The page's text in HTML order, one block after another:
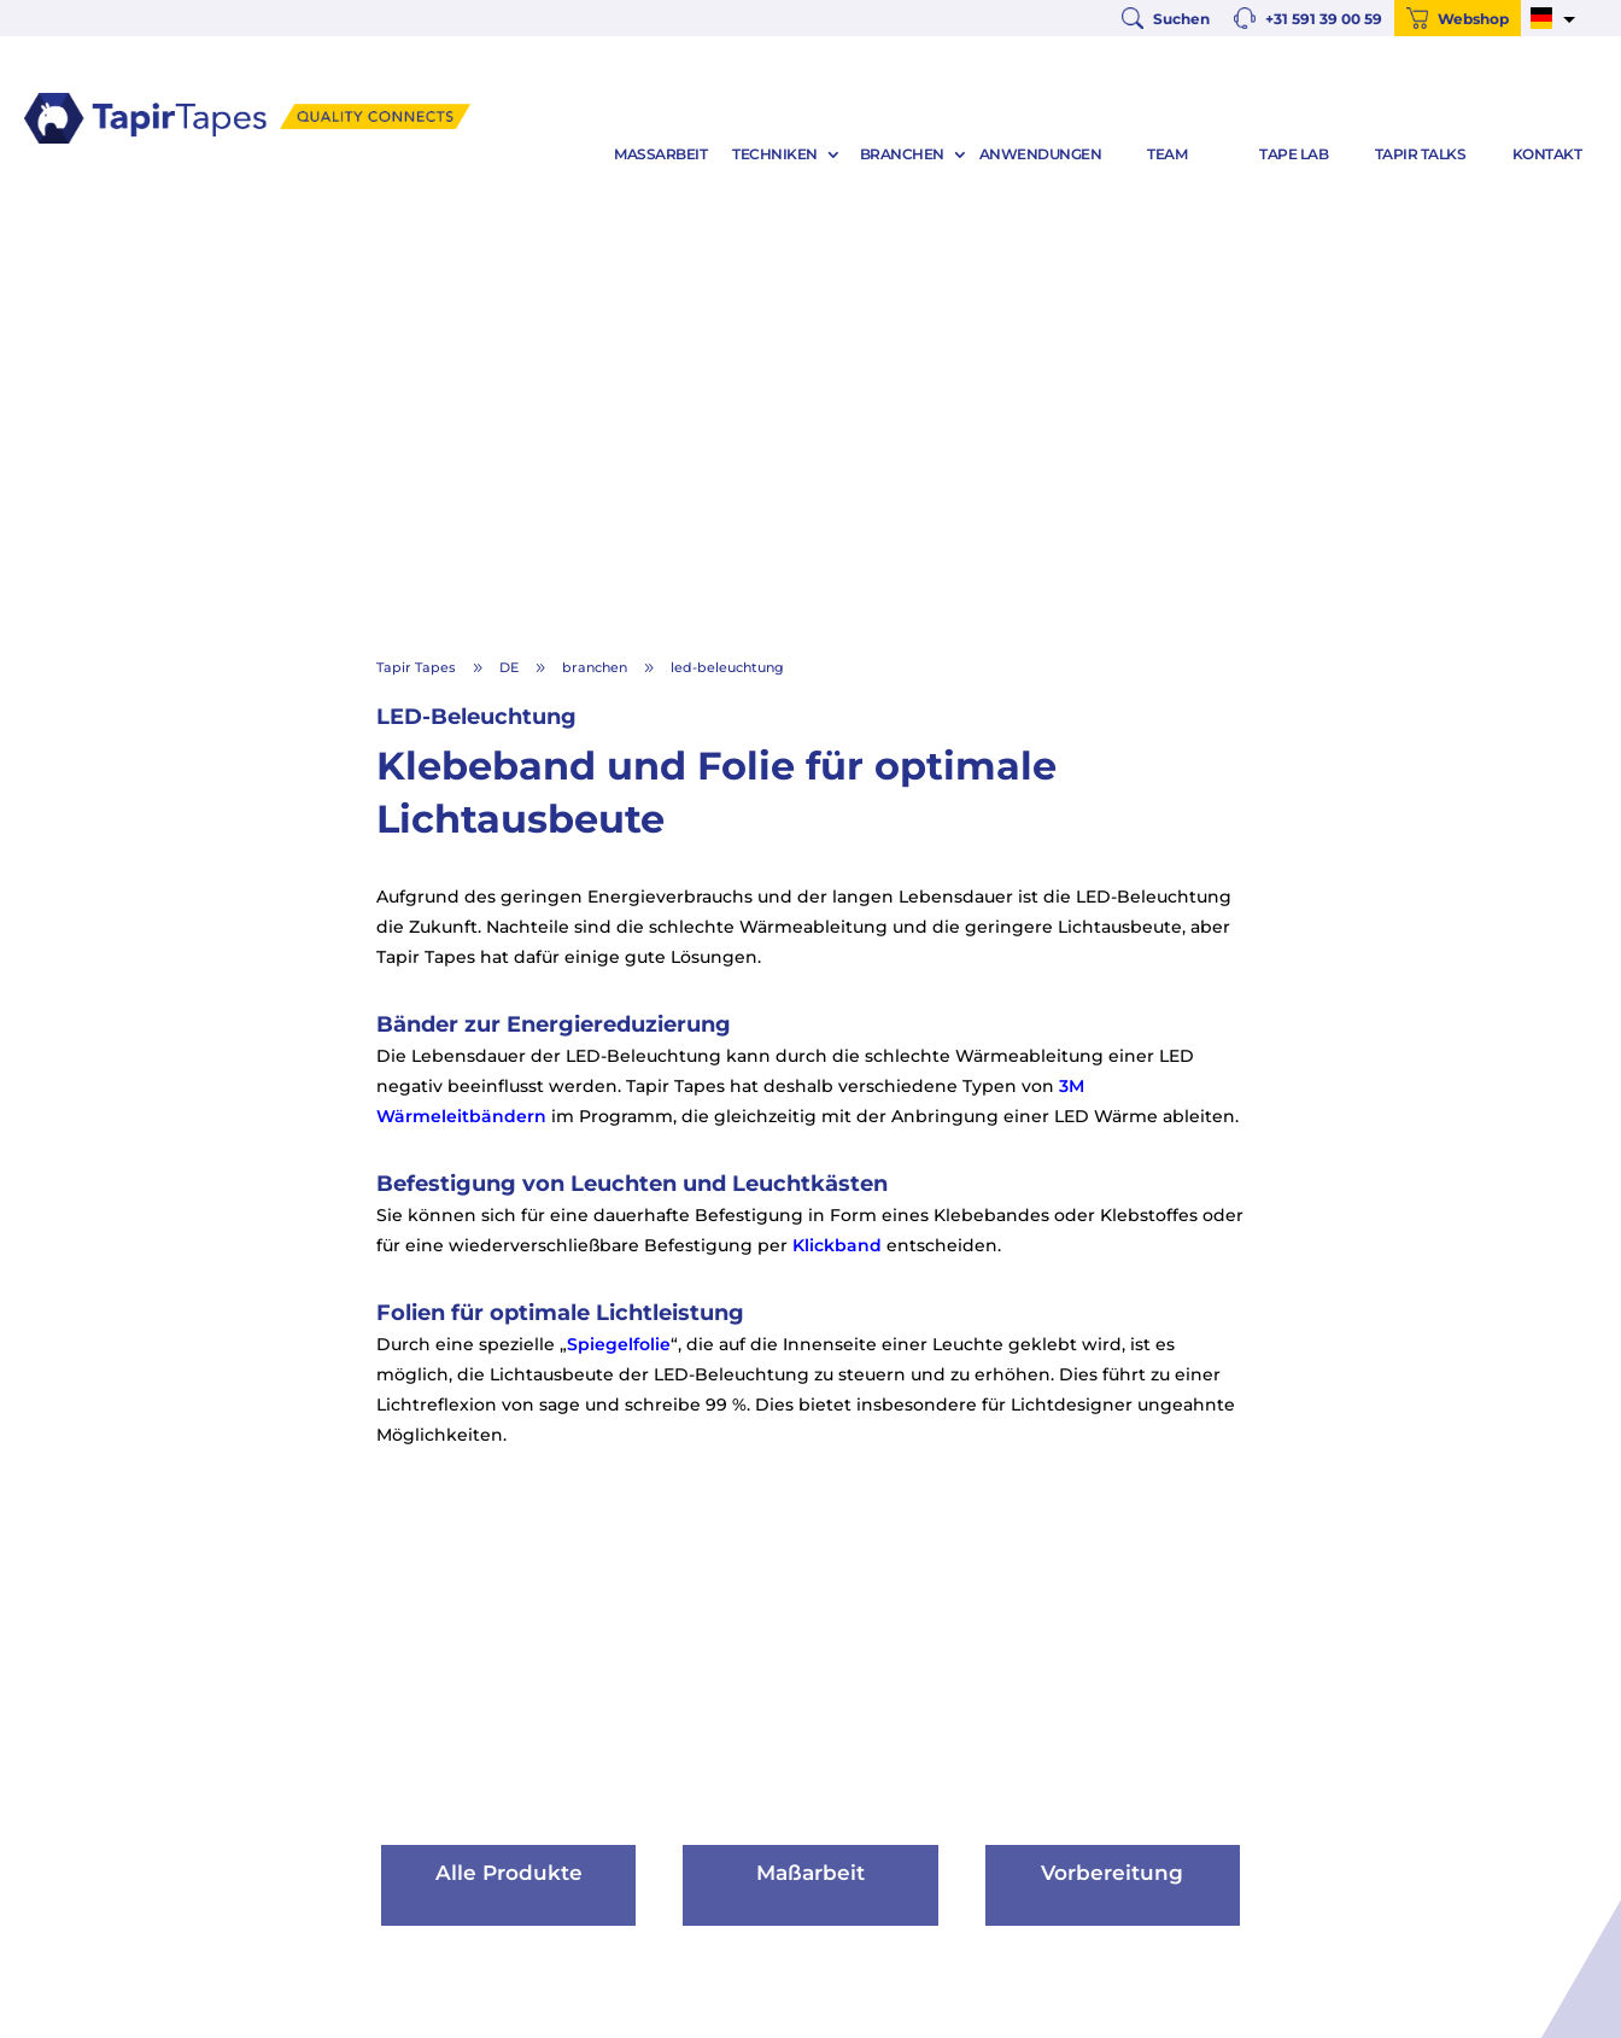
Webshop
+31 591 39 00 59
Suchen
MASSARBEIT TECHNIKEN BRANCHEN ANWENDUNGEN TEAM TAPE LAB TAPIR TALKS KONTAKT
Tapir Tapes 9 DE 9 branchen 9 led-beleuchtung
LED-Beleuchtung
Klebeband und Folie für optimale
Lichtausbeute
Aufgrund des geringen Energieverbrauchs und der langen Lebensdauer ist die LED-Beleuchtung
die Zukunft. Nachteile sind die schlechte Wärmeableitung und die geringere Lichtausbeute, aber
Tapir Tapes hat dafür einige gute Lösungen.
Bänder zur Energiereduzierung
Die Lebensdauer der LED-Beleuchtung kann durch die schlechte Wärmeableitung einer LED
negativ beeinflusst werden. Tapir Tapes hat deshalb verschiedene Typen von 3M
Wärmeleitbändern im Programm, die gleichzeitig mit der Anbringung einer LED Wärme ableiten.
Befestigung von Leuchten und Leuchtkästen
Sie können sich für eine dauerhafte Befestigung in Form eines Klebebandes oder Klebstoffes oder
für eine wiederverschließbare Befestigung per Klickband entscheiden.
Folien für optimale Lichtleistung
Durch eine spezielle „Spiegelfolie“, die auf die Innenseite einer Leuchte geklebt wird, ist es
möglich, die Lichtausbeute der LED-Beleuchtung zu steuern und zu erhöhen. Dies führt zu einer
Lichtreflexion von sage und schreibe 99 %. Dies bietet insbesondere für Lichtdesigner ungeahnte
Möglichkeiten.
Alle Produkte Maßarbeit Vorbereitung